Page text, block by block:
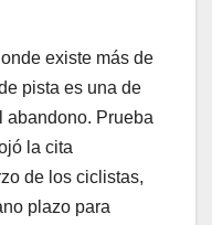
existe más de
pista es una de
abandono. Prueba
la cita
de los ciclistas,
plazo para